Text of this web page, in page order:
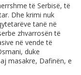
të Serbisë, të
Dhe krimi nuk
tanë në
zhvarrosën të
në vende të
duke
masakre, Dafinën, e